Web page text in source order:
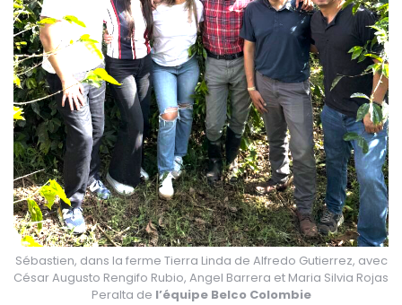
Sébastien, dans la ferme Tierra Linda de Alfredo Gutierrez, avec
César Augusto Rengifo Rubio, Angel Barrera et Maria Silvia Rojas
Peralta de l’équipe Belco Colombie